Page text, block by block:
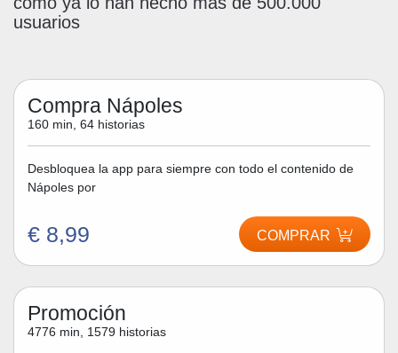
usuarios
Compra Nápoles
160 min, 64 historias
Desbloquea la app para siempre con todo el contenido de
Nápoles por
€ 8,99 COMPRAR
Promoción
4776 min, 1579 historias